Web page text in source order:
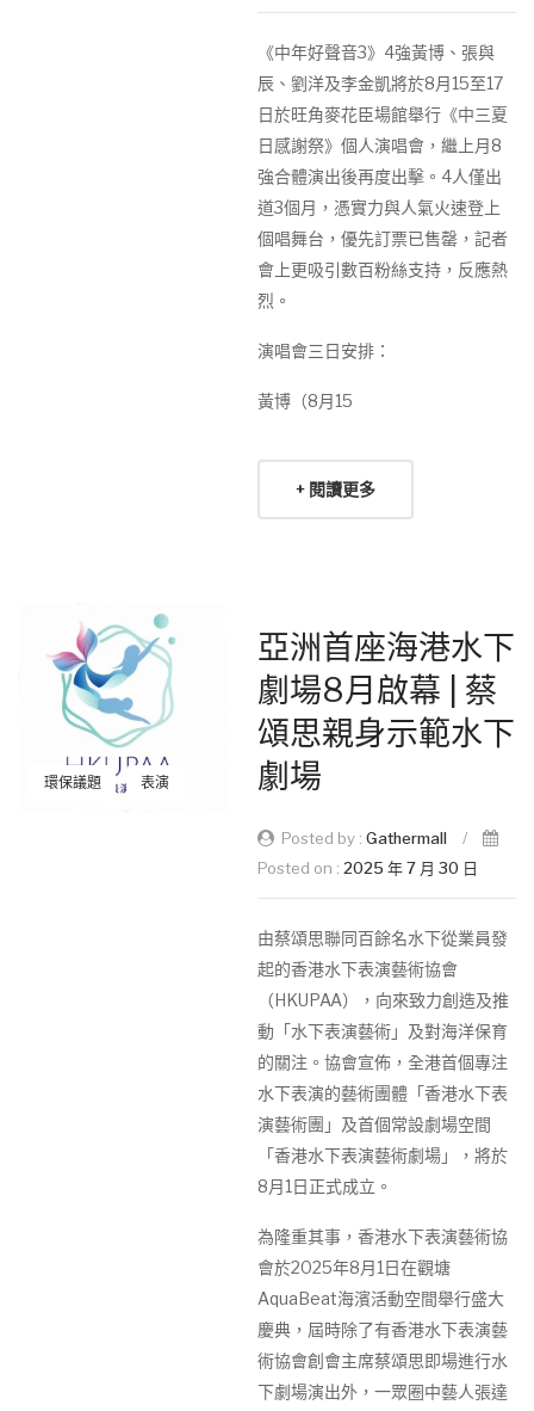
《中年好聲音3》4強黃博、張與
辰、劉洋及李金凱將於8月15至17
日於旺角麥花臣場館舉行《中三夏
日感謝祭》個人演唱會，繼上月8
強合體演出後再度出擊。4人僅出
道3個月，憑實力與人氣火速登上
個唱舞台，優先訂票已售罄，記者
會上更吸引數百粉絲支持，反應熱
烈。
演唱會三日安排：
黃博（8月15
+ 閱讀更多
環保議題 表演
亞洲首座海港水下
劇場8月啟幕 | 蔡
頌思親身示範水下
劇場
Posted by : Gathermall
/
Posted on : 2025 年 7 月 30 日
由蔡頌思聯同百餘名水下從業員發
起的香港水下表演藝術協會
（HKUPAA），向來致力創造及推
動「水下表演藝術」及對海洋保育
的關注。協會宣佈，全港首個專注
水下表演的藝術團體「香港水下表
演藝術團」及首個常設劇場空間
「香港水下表演藝術劇場」，將於
8月1日正式成立。
為隆重其事，香港水下表演藝術協
會於2025年8月1日在觀塘
AquaBeat海濱活動空間舉行盛大
慶典，屆時除了有香港水下表演藝
術協會創會主席蔡頌思即場進行水
下劇場演出外，一眾圈中藝人張達